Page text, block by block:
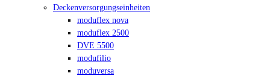
Deckenversorgungseinheiten
moduflex nova
moduflex 2500
DVE 5500
modufilio
moduversa